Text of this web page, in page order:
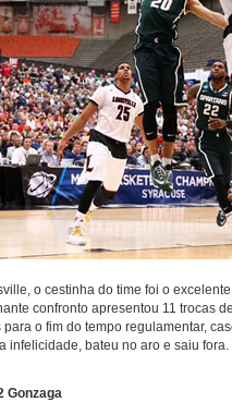
o cestinha do time foi o
confronto apresentou 11 trocas
o fim do tempo regulamentar,
infelicidade, bateu no aro e saiu
Gonzaga